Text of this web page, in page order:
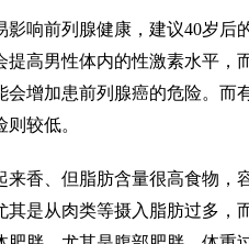
影响前列腺健康，建议40岁后
高男性体内的性激素水平，
增加患前列腺癌的危险。而
较低。
来香、但脂肪含量很高食物，
其是从肉类等摄入脂肪过多，